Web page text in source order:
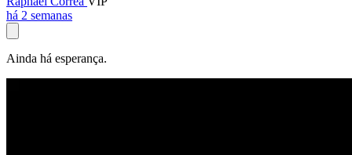
há 2 semanas
Ainda há esperança.